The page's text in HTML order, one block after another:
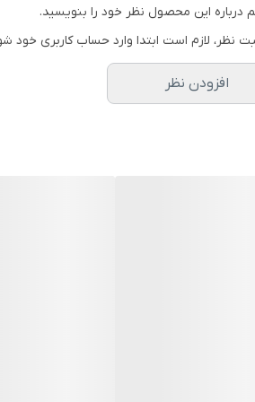
درباره این محصول نظر خود را بنویسید.
نظر، لازم است ابتدا وارد حساب کاربری خود
افزودن نظر